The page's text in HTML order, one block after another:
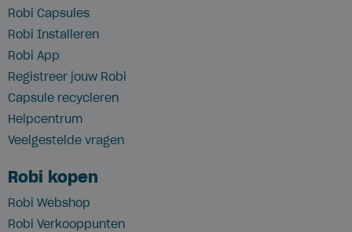
Robi Capsules
Robi Installeren
Robi App
Registreer jouw Robi
Capsule recycleren
Helpcentrum
Veelgestelde vragen
Robi kopen
Robi Webshop
Robi Verkooppunten